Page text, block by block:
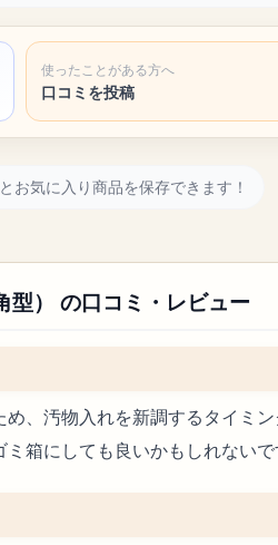
使ったことがある方へ
口コミを投稿
お気に入り商品を保存できます！
型） の口コミ・レビュー
、汚物入れを新調するタイミン
箱にしても良いかもしれないで